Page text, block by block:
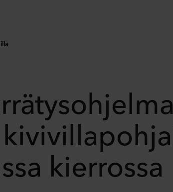
kierrossa